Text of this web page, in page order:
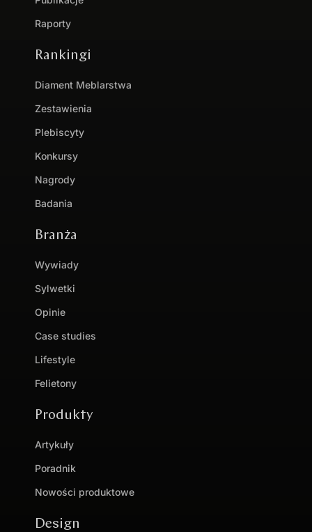
Raporty
Rankingi
Diament Meblarstwa
Zestawienia
Plebiscyty
Konkursy
Nagrody
Badania
Branża
Wywiady
Sylwetki
Opinie
Case studies
Lifestyle
Felietony
Produkty
Artykuły
Poradnik
Nowości produktowe
Design